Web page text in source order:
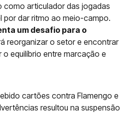
como articulador das jogadas
por dar ritmo ao meio-campo.
um desafio para o
reorganizar o setor e encontrar
equilíbrio entre marcação e
cartões contra Flamengo e
resultou na suspensão